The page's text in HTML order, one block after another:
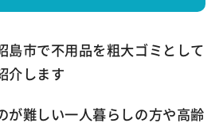
島市で不用品を粗大ゴミとして
介します
が難しい一人暮らしの方や高齢